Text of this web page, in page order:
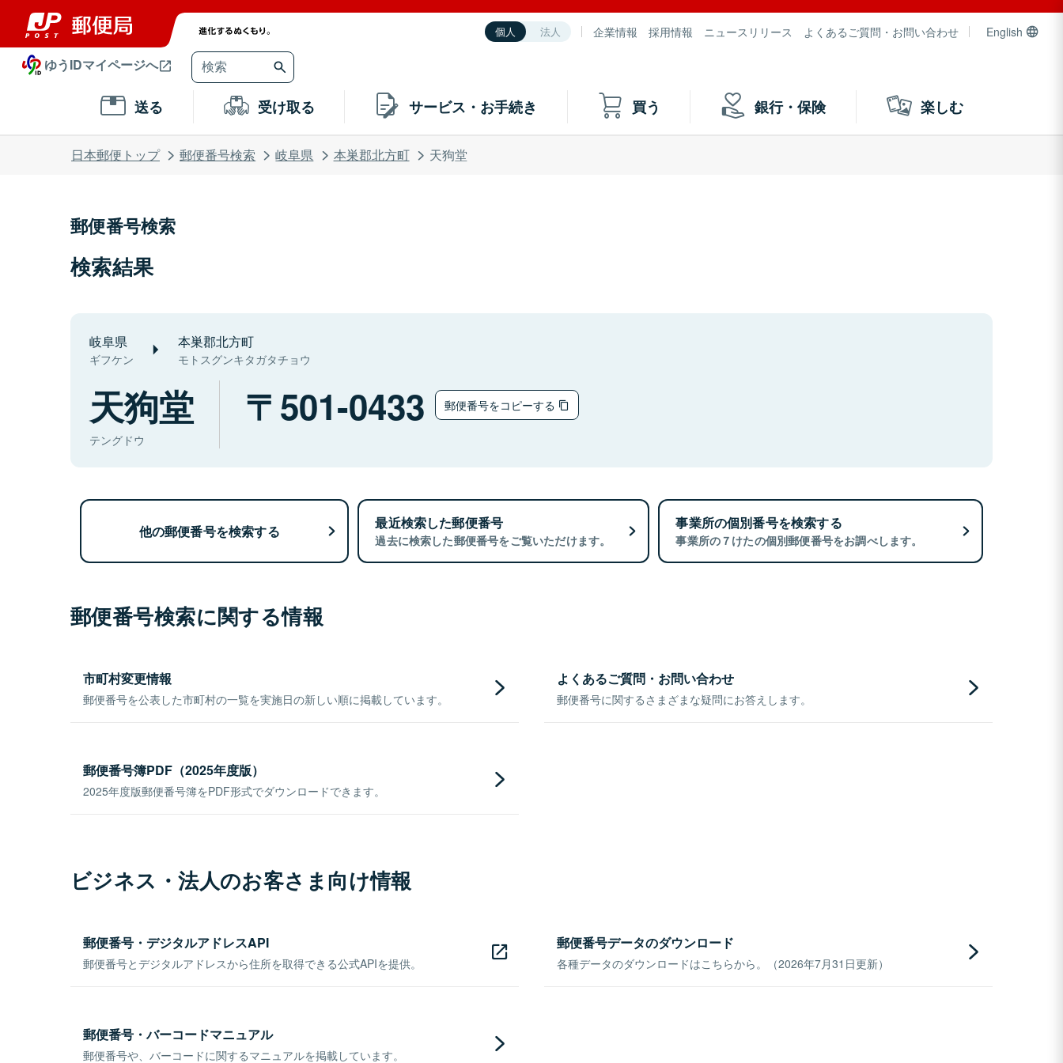
個人 法人 企業情報 採用情報 ニュースリリース よくあるご質問・お問い合わせ English
ゆうIDマイページへ
送る 受け取る サービス・お手続き 買う 銀行・保険 楽しむ
日本郵便トップ 郵便番号検索 岐阜県 本巣郡北方町 天狗堂
郵便番号検索
検索結果
岐阜県
ギフケン
本巣郡北方町
モトスグンキタガタチョウ
天狗堂
テングドウ
501-0433 郵便番号をコピーする
他の郵便番号を検索する 最近検索した郵便番号
過去に検索した郵便番号をご覧いただけます。
事業所の個別番号を検索する
事業所の７けたの個別郵便番号をお調べします。
郵便番号検索に関する情報
市町村変更情報
郵便番号を公表した市町村の一覧を実施日の新しい順に掲載しています。
よくあるご質問・お問い合わせ
郵便番号に関するさまざまな疑問にお答えします。
郵便番号簿PDF（2025年度版）
2025年度版郵便番号簿をPDF形式でダウンロードできます。
ビジネス・法人のお客さま向け情報
郵便番号・デジタルアドレスAPI
郵便番号とデジタルアドレスから住所を取得できる公式APIを提供。
郵便番号データのダウンロード
各種データのダウンロードはこちらから。（2026年7月31日更新）
郵便番号・バーコードマニュアル
郵便番号や、バーコードに関するマニュアルを掲載しています。